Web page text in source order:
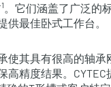
。它们涵盖了广泛的
供最佳卧式工作台。
使其具有很高的轴承
高精度结果。